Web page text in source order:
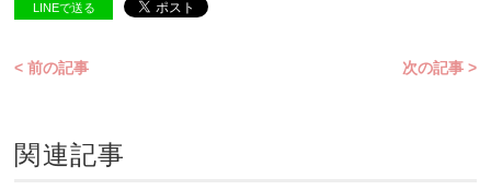
LINEで送る
< 前の記事 次の記事 >
関連記事